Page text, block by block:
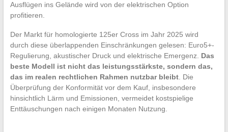
Ausflügen ins Gelände wird von der elektrischen Option
profitieren.
Der Markt für homologierte 125er Cross im Jahr 2025 wird
durch diese überlappenden Einschränkungen gelesen: Euro5+-
Regulierung, akustischer Druck und elektrische Emergenz. Das
beste Modell ist nicht das leistungsstärkste, sondern das,
das im realen rechtlichen Rahmen nutzbar bleibt. Die
Überprüfung der Konformität vor dem Kauf, insbesondere
hinsichtlich Lärm und Emissionen, vermeidet kostspielige
Enttäuschungen nach einigen Monaten Nutzung.